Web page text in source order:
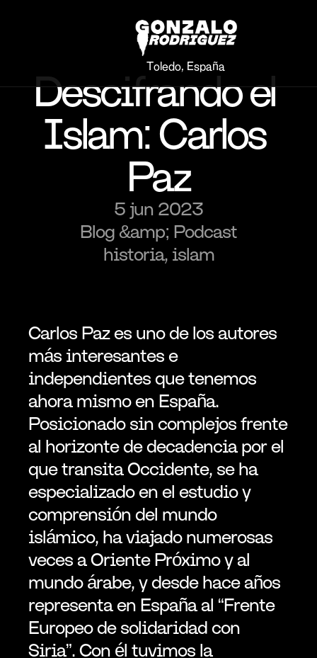
Toledo, España
Descifrando el
Islam: Carlos
Paz
5 jun 2023
Blog &amp; Podcast
historia, islam
Carlos Paz es uno de los autores
más interesantes e
independientes que tenemos
ahora mismo en España.
Posicionado sin complejos frente
al horizonte de decadencia por el
que transita Occidente, se ha
especializado en el estudio y
comprensión del mundo
islámico, ha viajado numerosas
veces a Oriente Próximo y al
mundo árabe, y desde hace años
representa en España al “Frente
Europeo de solidaridad con
Siria”. Con él tuvimos la